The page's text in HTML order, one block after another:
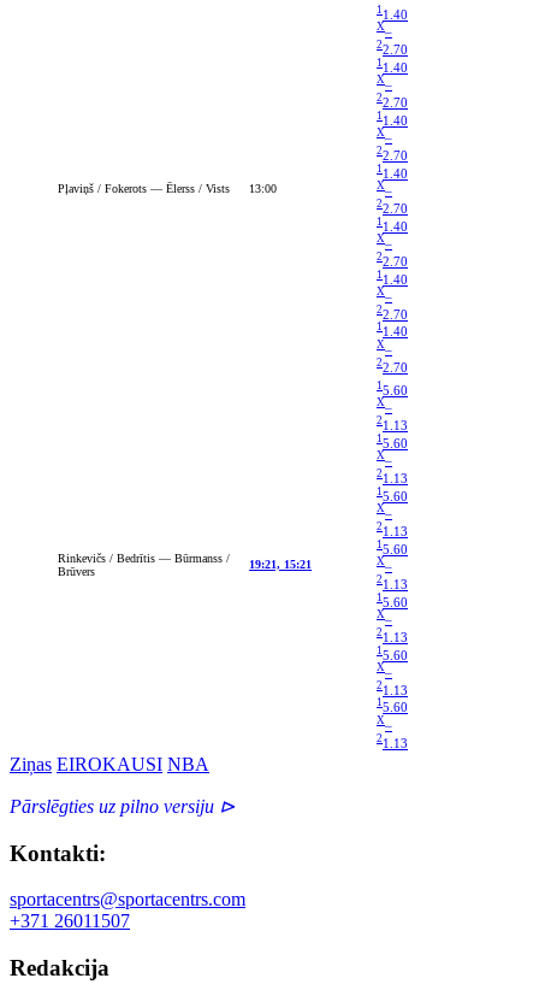
Pļaviņš / Fokerots — Ēlerss / Vists 13:00
1 1.40
X–
22.70
1 1.40
X–
22.70
1 1.40
X–
22.70
1 1.40
X–
22.70
1 1.40
X–
22.70
1 1.40
X–
22.70
1 1.40
X–
22.70
Rinkevičs / Bedrītis — Būrmanss /
Brūvers
19:21, 15:21
15.60
X–
2 1.13
1 5.60
X–
2 1.13
1 5.60
X–
2 1.13
1 5.60
X–
2 1.13
1 5.60
X–
2 1.13
1 5.60
X–
2 1.13
15.60
X–
2 1.13
Ziņas EIROKAUSI NBA
Pārslēgties uz pilno versiju ⊳
Kontakti:
sportacentrs@sportacentrs.com
+371 26011507
Redakcija